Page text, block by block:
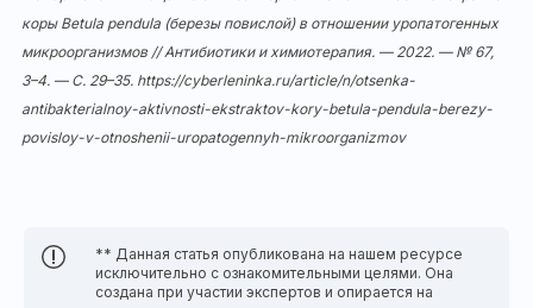
коры Betula pendula (березы повислой) в отношении уропатогенных
микроорганизмов // Антибиотики и химиотерапия. — 2022. — № 67,
3–4. — С. 29–35. https://cyberleninka.ru/article/n/otsenka-
antibakterialnoy-aktivnosti-ekstraktov-kory-betula-pendula-berezy-
povisloy-v-otnoshenii-uropatogennyh-mikroorganizmov
** Данная статья опубликована на нашем ресурсе
исключительно с ознакомительными целями. Она
создана при участии экспертов и опирается на